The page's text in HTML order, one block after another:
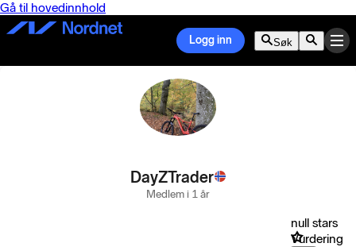
Gå til hovedinnhold
Logg inn Søk
DayZTrader
Medlem i 1 år
null stars
Vurdering